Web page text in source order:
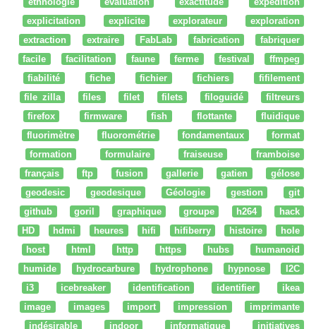
explicitation
explicite explorateur
exploration
extraction
extraire FabLab fabrication
fabriquer
facile
facilitation faune ferme festival
ffmpeg
fiabilité
fiche fichier fichiers
fifilement
file zilla
files filet filets filoguidé
filtreurs
firefox
firmware fish flottante
fluidique
fluorimètre
fluorométrie fondamentaux
format
formation
formulaire fraiseuse
framboise
français
ftp fusion gallerie gatien
gélose
geodesic
geodesique Géologie gestion
git
github
goril graphique groupe h264
hack
HD
hdmi heures hifi hifiberry histoire
hole
host
html http https hubs
humanoid
humide
hydrocarbure hydrophone hypnose
I2C
i3
icebreaker identification identifier
ikea
image
images import impression
imprimante
indésirable
indoor informatique initiatives